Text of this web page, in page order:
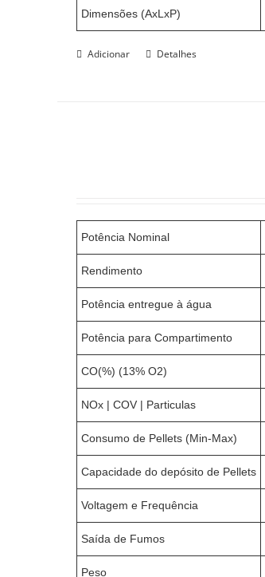
Dimensões (AxLxP)
Adicionar Detalhes
Potência Nominal
Rendimento
Potência entregue à água
Potência para Compartimento
CO(%) (13% O2)
NOx | COV | Particulas
Consumo de Pellets (Min-Max)
Capacidade do depósito de Pellets
Voltagem e Frequência
Saída de Fumos
Peso